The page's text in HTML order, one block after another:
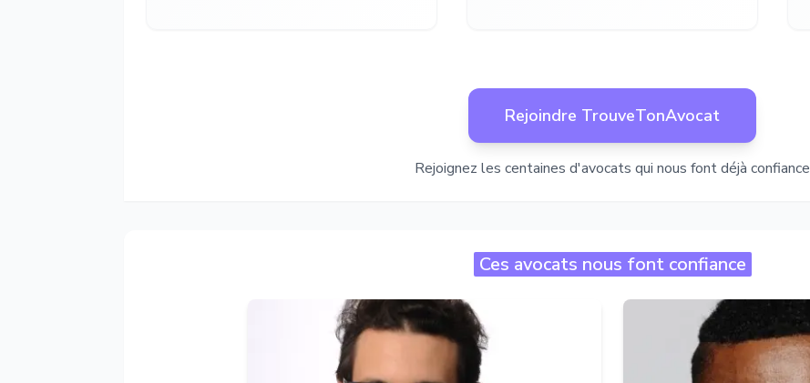
Rejoindre TrouveTonAvocat
Rejoignez les centaines d'avocats qui nous font déjà confiance
Ces avocats nous font confiance